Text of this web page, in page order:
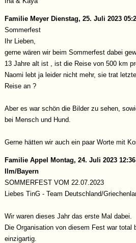
Familie Meyer Dienstag, 25. Juli 2023
Sommerfest
Ihr Lieben,
gerne wären wir beim Sommerfest dabei
13 Jahre alt ist , ist die Reise von 500 km
Naomi lebt ja leider nicht mehr, sie trat
Reise an ?
Aber es war schön die Bilder zu sehen,
bei Mensch und Hund.
Gerne hätten wir auch ein paar Worte mit
Familie Appel
Montag, 24. Juli 2023
Ilm/Bayern
SOMMERFEST VOM 22.07.2023
Liebes TinG - Team Deutschland/
Wir waren dieses Jahr das erste Mal dabei.
Die Organisation von diesem Fest war total
einzigartig.